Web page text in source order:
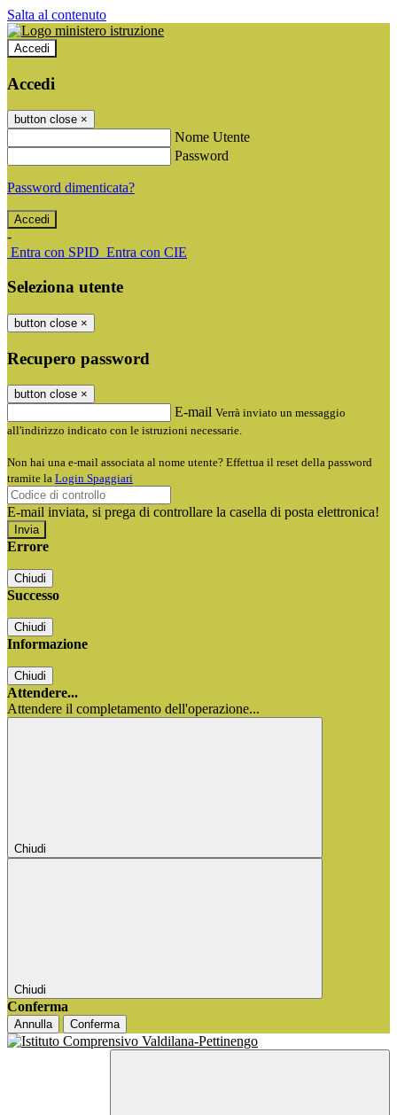
Salta al contenuto
Accedi
Accedi
button close ×
Nome Utente
Password
Password dimenticata?
-
Entra con SPID Entra con CIE
Seleziona utente
button close ×
Recupero password
button close ×
E-mail Verrà inviato un messaggio
all'indirizzo indicato con le istruzioni necessarie.
Non hai una e-mail associata al nome utente? Effettua il reset della password
tramite la Login Spaggiari
E-mail inviata, si prega di controllare la casella di posta elettronica!
Errore
Chiudi
Successo
Chiudi
Informazione
Chiudi
Attendere...
Attendere il completamento dell'operazione...
Chiudi
Chiudi
Conferma
Annulla Conferma